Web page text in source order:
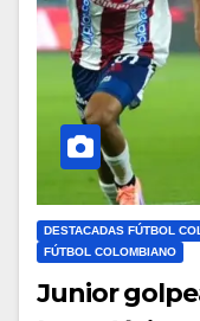
DESTACADAS FÚTBOL
FÚTBOL COLOMBIANO
Junior